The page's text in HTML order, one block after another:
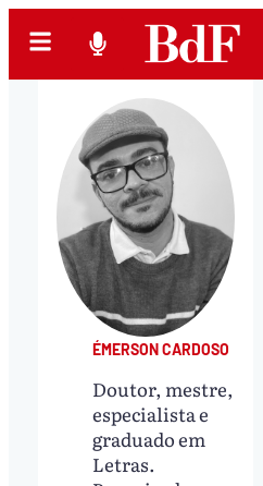
ÉMERSON CARDOSO
Doutor, mestre,
especialista e
graduado em
Letras.